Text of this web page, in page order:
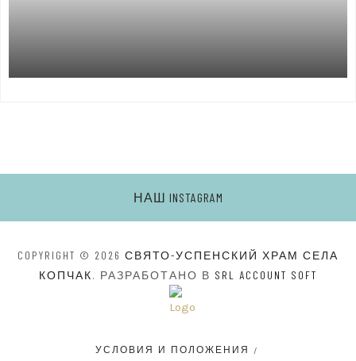
НАШ INSTAGRAM
COPYRIGHT © 2026 СВЯТО-УСПЕНСКИЙ ХРАМ СЕЛА
КОПЧАК. РАЗРАБОТАНО В SRL ACCOUNT SOFT
УСЛОВИЯ И ПОЛОЖЕНИЯ